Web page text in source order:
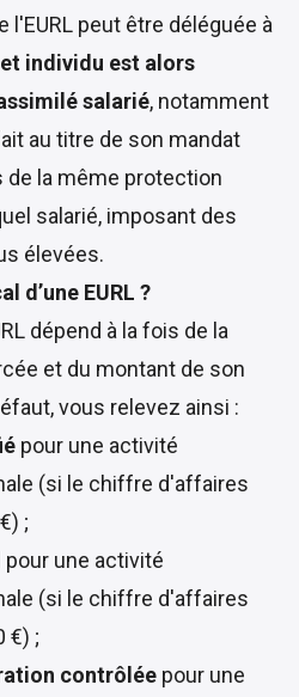
l'EURL peut être déléguée à
individu est alors
salarié, notamment
au titre de son mandat
de la même protection
salarié, imposant des
élevées.
d’une EURL ?
dépend à la fois de la
et du montant de son
vous relevez ainsi :
pour une activité
(si le chiffre d'affaires
;
pour une activité
(si le chiffre d'affaires
€) ;
contrôlée pour une